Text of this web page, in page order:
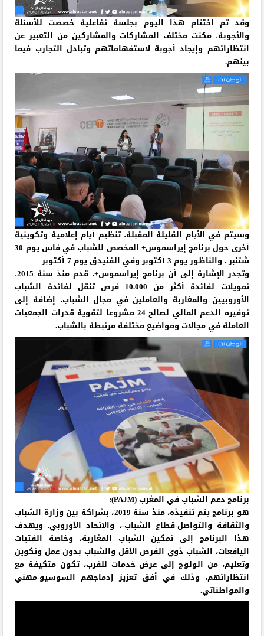
وقد تم اختتام هذا اليوم بجلسة تفاعلية خصصت للأسئلة
والأجوبة، مكنت مختلف المشاركات والمشاركين من التعبير عن
انتظاراتهم وإيجاد أجوبة لاستفهاماتهم وتبادل التجارب فيما
بينهم.
وسيتم في الأيام القليلة المقبلة، تنظيم أيام إعلامية وتكوينية
أخرى حول برنامج إيراسموس+ المخصص للشباب في فاس يوم 30
شتنبر . والناظور يوم 3 أكتوبر وفي الفنيدق يوم 7 أكتوبر
وتجدر الإشارة إلى أن برنامج إيراسموس+، قدم منذ سنة 2015،
تمويلات لفائدة أكثر من 10.000 فرص تنقل لفائدة الشباب
الأوروبيين والمغاربة والعاملين في مجال الشباب، إضافة إلى
توفيره الدعم المالي لصالح 24 مشروعا لتقوية قدرات الجمعيات
العاملة في مجالات ومواضيع مختلفة مرتبطة بالشباب.
برنامج دعم الشباب في المغرب (PAJM):
هو برنامج يتم تنفيذه، منذ سنة 2019، بشراكة بين وزارة الشباب
والثقافة والتواصل-قطاع الشباب-، والاتحاد الأوروبي. ويهدف
هذا البرنامج إلى تمكين الشباب المغاربة، وخاصة الفتيات
اليافعات، الشباب ذوي الفرص الأقل والشباب بدون عمل وتكوين
وتعليم، من الولوج إلى عرض خدمات للقرب، تكون متكيفة مع
انتظاراتهم، وذلك في أفق تعزيز إدماجهم السوسيو-مهني
والمواطناتي.